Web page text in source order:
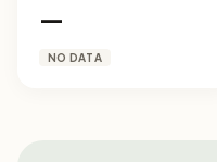
—
NO DATA